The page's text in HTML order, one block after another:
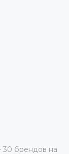
30 брендов на